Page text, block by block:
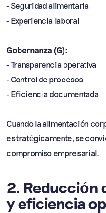
- Seguridad alimentaria
- Experiencia laboral
Gobernanza (G):
- Transparencia operativa
- Control de procesos
- Eficiencia documentada
Cuando la alimentación
estratégicamente, se
compromiso empresarial.
2. Reducción
y eficiencia